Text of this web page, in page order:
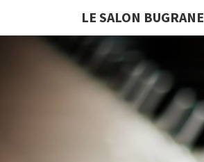
LE SALON BUGRANE